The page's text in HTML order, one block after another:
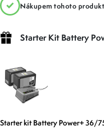
Nákupem tohoto
Starter Kit Battery
Starter kit Battery Power+ 36/